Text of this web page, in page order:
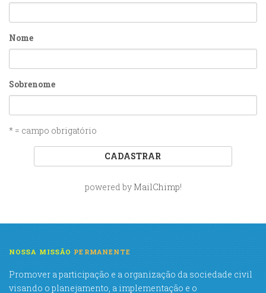
Nome
Sobrenome
* = campo obrigatório
powered by MailChimp!
NOSSA MISSÃO PERMANENTE
Promover a participação e a organização da sociedade civil
visando o planejamento, a implementação e o